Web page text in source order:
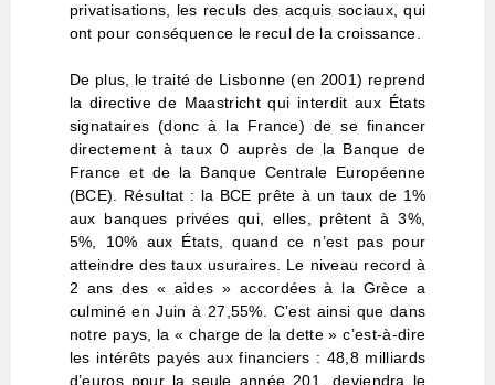
privatisations, les reculs des acquis sociaux, qui
ont pour conséquence le recul de la croissance.
De plus, le traité de Lisbonne (en 2001) reprend
la directive de Maastricht qui interdit aux États
signataires (donc à la France) de se financer
directement à taux 0 auprès de la Banque de
France et de la Banque Centrale Européenne
(BCE). Résultat : la BCE prête à un taux de 1%
aux banques privées qui, elles, prêtent à 3%,
5%, 10% aux États, quand ce n’est pas pour
atteindre des taux usuraires. Le niveau record à
2 ans des « aides » accordées à la Grèce a
culminé en Juin à 27,55%. C’est ainsi que dans
notre pays, la « charge de la dette » c’est-à-dire
les intérêts payés aux financiers : 48,8 milliards
d’euros pour la seule année 201, deviendra le